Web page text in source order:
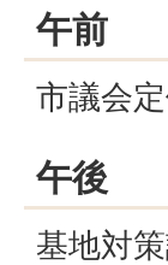
午前
市議会
午後
基地対